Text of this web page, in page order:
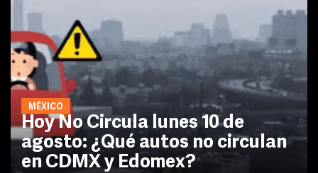
MÉXICO
Hoy No Circula lunes 10 de
agosto: ¿Qué autos no circulan
en CDMX y Edomex?